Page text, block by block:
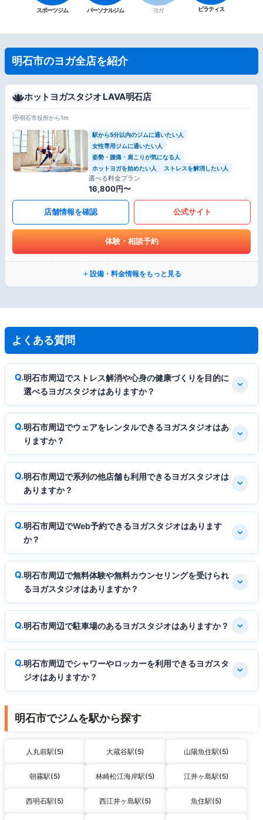
スポーツジム パーソナルジム ヨガ ピラティス
明石市のヨガ全店を紹介
ホットヨガスタジオ LAVA明石店
明石市役所から1m
駅から5分以内のジムに通いたい人
女性専用ジムに通いたい人
姿勢・腰痛・肩こりが気になる人
ホットヨガを始めたい人
ストレスを解消したい人
選べる料金プラン
16,800円〜
店舗情報を確認 公式サイト
体験・相談予約
設備・料金情報をもっと見る
よくある質問
明石市周辺でストレス解消や心身の健康づくりを目的に
選べるヨガスタジオはありますか？
明石市周辺でウェアをレンタルできるヨガスタジオはあ
りますか？
明石市周辺で系列の他店舗も利用できるヨガスタジオは
ありますか？
明石市周辺でWeb予約できるヨガスタジオはあります
か？
明石市周辺で無料体験や無料カウンセリングを受けられ
るヨガスタジオはありますか？
明石市周辺で駐車場のあるヨガスタジオはありますか？
明石市周辺でシャワーやロッカーを利用できるヨガスタ
ジオはありますか？
明石市でジムを駅から探す
人丸前駅(5) 大蔵谷駅(5) 山陽魚住駅(5)
朝霧駅(5) 林崎松江海岸駅(5) 江井ヶ島駅(5)
西明石駅(5) 西江井ヶ島駅(5) 魚住駅(5)